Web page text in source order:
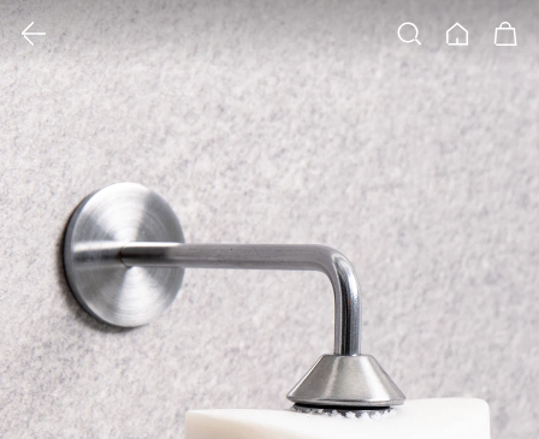
검색 홈
클릭 시 이미지 확대 보기 팝업 열림